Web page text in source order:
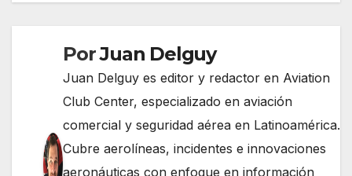
PorJuan Delguy
Juan Delguy es editor y redactor en Aviation
Club Center, especializado en aviación
comercial y seguridad aérea en Latinoamérica.
Cubre aerolíneas, incidentes e innovaciones
aeronáuticas con enfoque en información